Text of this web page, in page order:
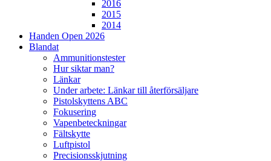
2016
2015
2014
Handen Open 2026
Blandat
Ammunitionstester
Hur siktar man?
Länkar
Under arbete: Länkar till återförsäljare
Pistolskyttens ABC
Fokusering
Vapenbeteckningar
Fältskytte
Luftpistol
Precisionsskjutning